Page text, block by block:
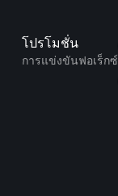
โปรโมชั่น
การแข่งขันฟอเร็กซ์